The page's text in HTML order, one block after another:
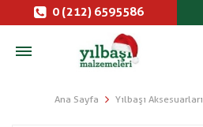
0 (212) 6595586
Ana Sayfa Yılbaşı Aksesuarları